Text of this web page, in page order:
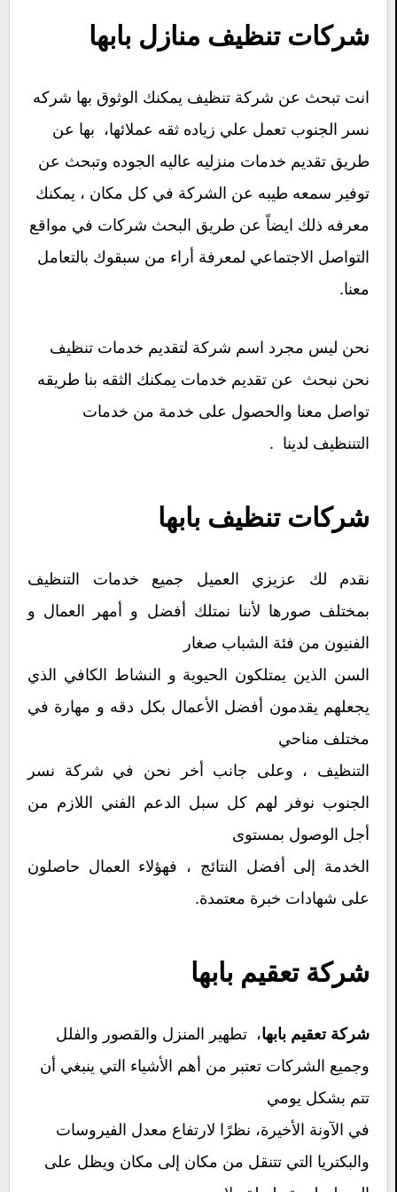
شركات تنظيف منازل بابها
انت تبحث عن شركة تنظيف يمكنك الوثوق بها شركه
نسر الجنوب تعمل علي زياده ثقه عملائها، بها عن
طريق تقديم خدمات منزليه عاليه الجوده وتبحث عن
توفير سمعه طيبه عن الشركة في كل مكان ، يمكنك
معرفه ذلك ايضاً عن طريق البحث شركات في مواقع
التواصل الاجتماعي لمعرفة أراء من سبقوك بالتعامل
معنا.
نحن ليس مجرد اسم شركة لتقديم خدمات تنظيف
نحن نبحث عن تقديم خدمات يمكنك الثقه بنا طريقه
تواصل معنا والحصول على خدمة من خدمات
التننظيف لدينا .
شركات تنظيف بابها
نقدم لك عزيزي العميل جميع خدمات التنظيف
بمختلف صورها لأننا نمتلك أفضل و أمهر العمال و
الفنيون من فئة الشباب صغار
السن الذين يمتلكون الحيوية و النشاط الكافي الذي
يجعلهم يقدمون أفضل الأعمال بكل دقه و مهارة في
مختلف مناحي
التنظيف ، وعلى جانب أخر نحن في شركة نسر
الجنوب نوفر لهم كل سبل الدعم الفني اللازم من
أجل الوصول بمستوى
الخدمة إلى أفضل النتائج ، فهؤلاء العمال حاصلون
على شهادات خبرة معتمدة.
شركة تعقيم بابها
شركة تعقيم بابها، تطهير المنزل والقصور والفلل
وجميع الشركات تعتبر من أهم الأشياء التي ينبغي أن
تتم بشكل يومي
في الآونة الأخيرة، نظرًا لارتفاع معدل الفيروسات
والبكتريا التي تتنقل من مكان إلى مكان ويظل على